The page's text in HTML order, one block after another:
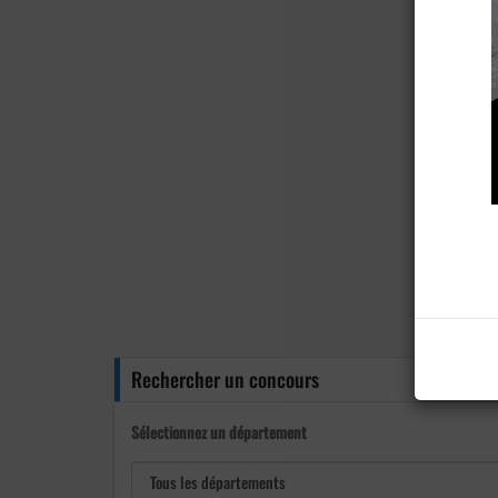
Rechercher un concours
Sélectionnez un département